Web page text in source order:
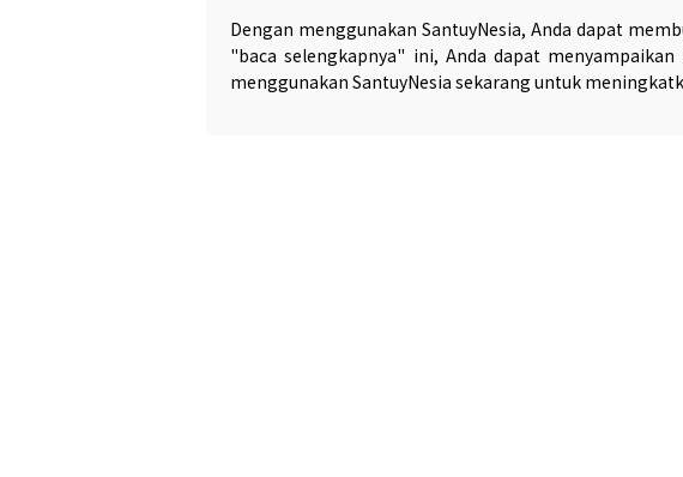
Dengan menggunakan SantuyNesia, Anda dapat
"baca selengkapnya" ini, Anda dapat
menggunakan SantuyNesia sekarang untuk